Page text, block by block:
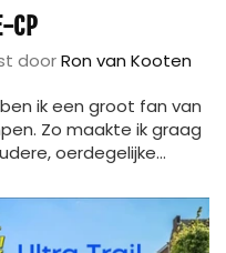
CP
doorRon van Kooten
ik een groot fan van
Zo maakte ik graag
oerdegelijke...